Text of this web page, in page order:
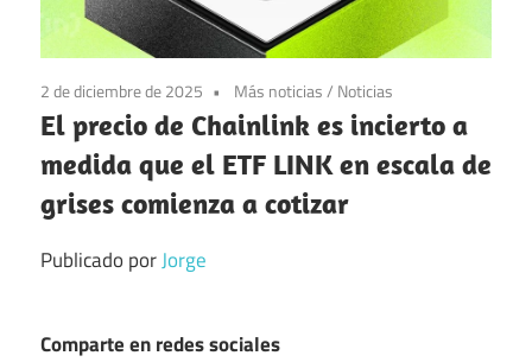
2 de diciembre de 2025 Más noticias/ Noticias
El precio de Chainlink es incierto a
medida que el ETF LINK en escala de
grises comienza a cotizar
Publicado porJorge
Comparte en redes sociales